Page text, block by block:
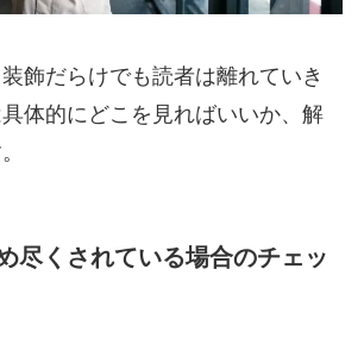
飾だらけでも読者は離れていき
体的にどこを見ればいいか、解
尽くされている場合のチェッ